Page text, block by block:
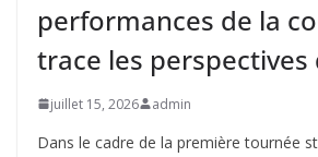
performances de la
trace les perspectives
juillet 15, 2026 admin
Dans le cadre de la première tournée